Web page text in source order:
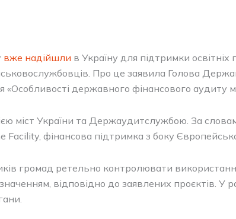
вже надійшли в Україну для підтримки
Про це заявила Голова
«Особливості державного фінансового аудиту
міст України та Держаудитслужбою. За
Facility, фінансова підтримка з боку
громад ретельно контролювати
відповідно до заявлених проєктів.